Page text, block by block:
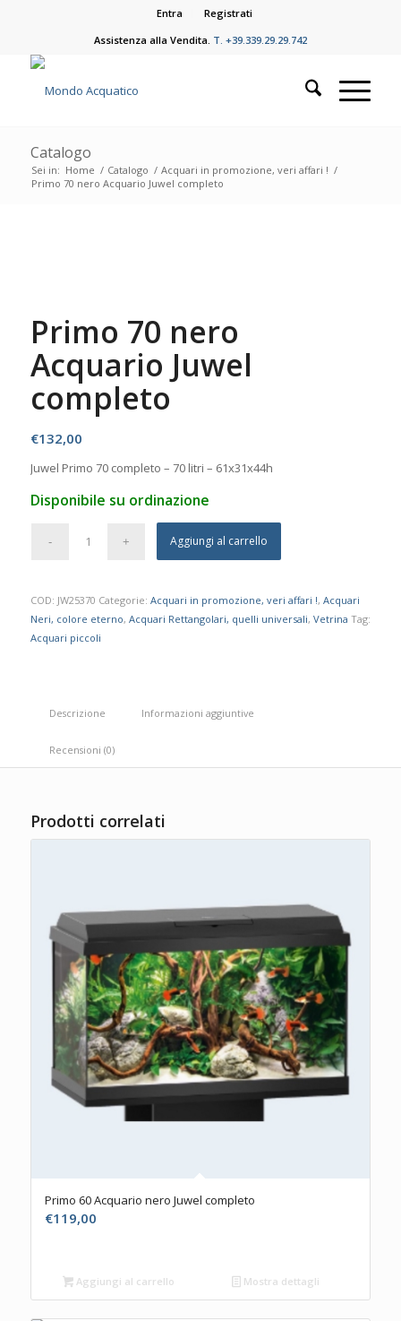
Entra
Registrati
Assistenza alla Vendita. T. +39.339.29.29.742
Catalogo
Sei in: Home / Catalogo / Acquari in promozione, veri affari ! /
Primo 70 nero Acquario Juwel completo
Primo 70 nero
Acquario Juwel
completo
€132,00
Juwel Primo 70 completo – 70 litri – 61x31x44h
Disponibile su ordinazione
Aggiungi al carrello
COD: JW25370 Categorie: Acquari in promozione, veri affari !, Acquari
Neri, colore eterno, Acquari Rettangolari, quelli universali, Vetrina Tag:
Acquari piccoli
Descrizione Informazioni aggiuntive
Recensioni (0)
Prodotti correlati
Primo 60 Acquario nero Juwel completo
€119,00
Aggiungi al carrello Mostra dettagli